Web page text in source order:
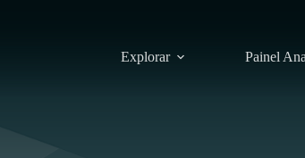
Explorar Painel